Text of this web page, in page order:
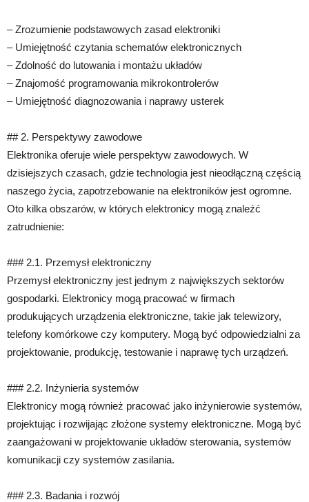
– Zrozumienie podstawowych zasad elektroniki
– Umiejętność czytania schematów elektronicznych
– Zdolność do lutowania i montażu układów
– Znajomość programowania mikrokontrolerów
– Umiejętność diagnozowania i naprawy usterek
## 2. Perspektywy zawodowe
Elektronika oferuje wiele perspektyw zawodowych. W
dzisiejszych czasach, gdzie technologia jest nieodłączną częścią
naszego życia, zapotrzebowanie na elektroników jest ogromne.
Oto kilka obszarów, w których elektronicy mogą znaleźć
zatrudnienie:
### 2.1. Przemysł elektroniczny
Przemysł elektroniczny jest jednym z największych sektorów
gospodarki. Elektronicy mogą pracować w firmach
produkujących urządzenia elektroniczne, takie jak telewizory,
telefony komórkowe czy komputery. Mogą być odpowiedzialni za
projektowanie, produkcję, testowanie i naprawę tych urządzeń.
### 2.2. Inżynieria systemów
Elektronicy mogą również pracować jako inżynierowie systemów,
projektując i rozwijając złożone systemy elektroniczne. Mogą być
zaangażowani w projektowanie układów sterowania, systemów
komunikacji czy systemów zasilania.
### 2.3. Badania i rozwój